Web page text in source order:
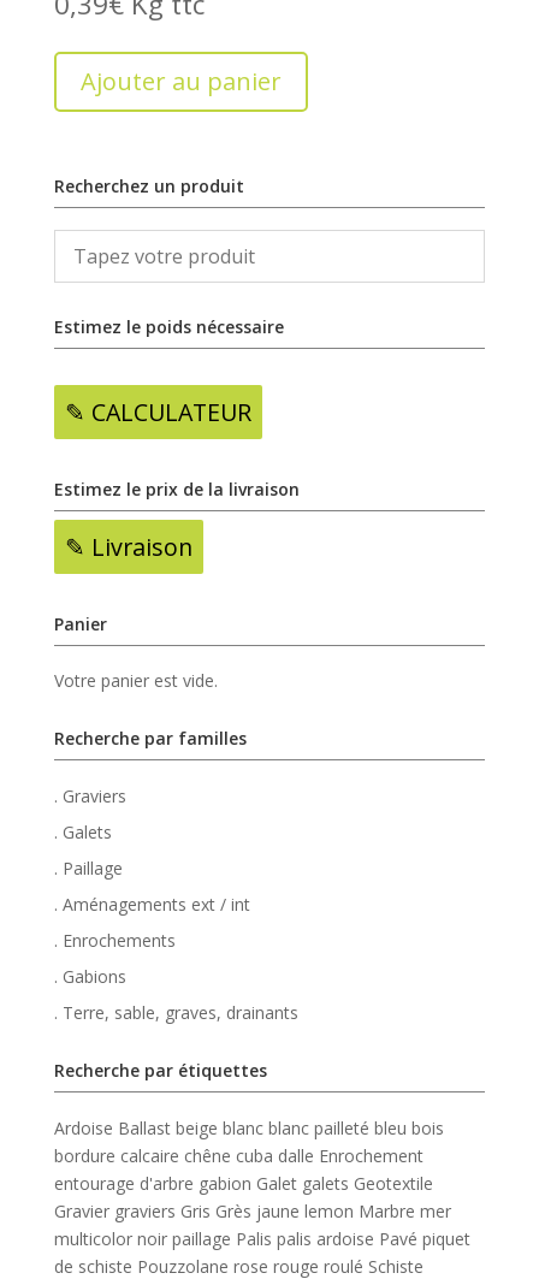
Ajouter au panier
Recherchez un produit
Estimez le poids nécessaire
✎ CALCULATEUR
Estimez le prix de la livraison
✎ Livraison
Panier
Votre panier est vide.
Recherche par familles
. Graviers
. Galets
. Paillage
. Aménagements ext / int
. Enrochements
. Gabions
. Terre, sable, graves, drainants
Recherche par étiquettes
Ardoise Ballast beige blanc blanc pailleté bleu bois
bordure calcaire chêne cuba dalle Enrochement
entourage d'arbre gabion Galet galets Geotextile
Gravier graviers Gris Grès jaune lemon Marbre mer
multicolor noir paillage Palis palis ardoise Pavé piquet
de schiste Pouzzolane rose rouge roulé Schiste